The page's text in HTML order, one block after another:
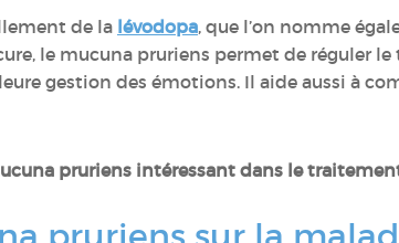
de la lévodopa, que l’on nomme
le mucuna pruriens permet de réguler
gestion des émotions. Il aide aussi à
pruriens intéressant dans le